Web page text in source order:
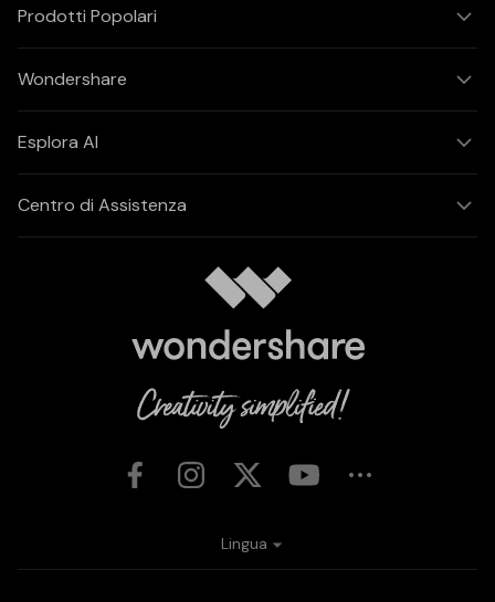
Prodotti Popolari
Wondershare
Esplora AI
Centro di Assistenza
Lingua